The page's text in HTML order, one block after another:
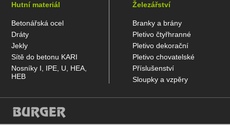
Hutní materiál
Betonářská ocel
Dráty
Jekly
Sítě do betonu KARI
Nosníky I, IPE, U, HEA,
HEB
Železářství
Branky a brány
Pletivo čtyřhranné
Pletivo dekorační
Pletivo chovatelské
Příslušenství
Sloupky a vzpěry